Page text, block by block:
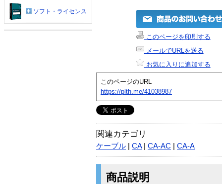
このページを印刷する
メールでURLを送る
お気に入りに追加する
このページのURL
https://plth.me/41038987
関連カテゴリ
ケーブル CA| CA-AC CA-A
商品説明
ソフト・ライセンス